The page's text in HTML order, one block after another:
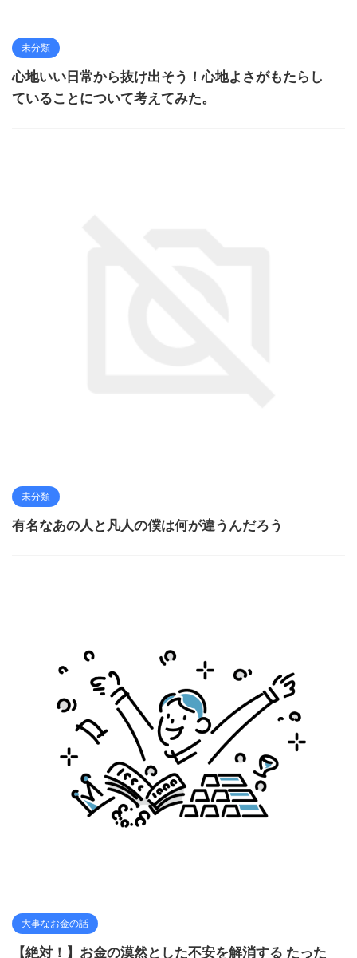
未分類
心地いい日常から抜け出そう！心地よさがもたらし
ていることについて考えてみた。
未分類
有名なあの人と凡人の僕は何が違うんだろう
大事なお金の話
【絶対！】お金の漠然とした不安を解消する たった